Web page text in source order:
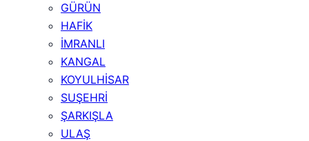
GÜRÜN
HAFİK
İMRANLI
KANGAL
KOYULHİSAR
SUŞEHRİ
ŞARKIŞLA
ULAŞ